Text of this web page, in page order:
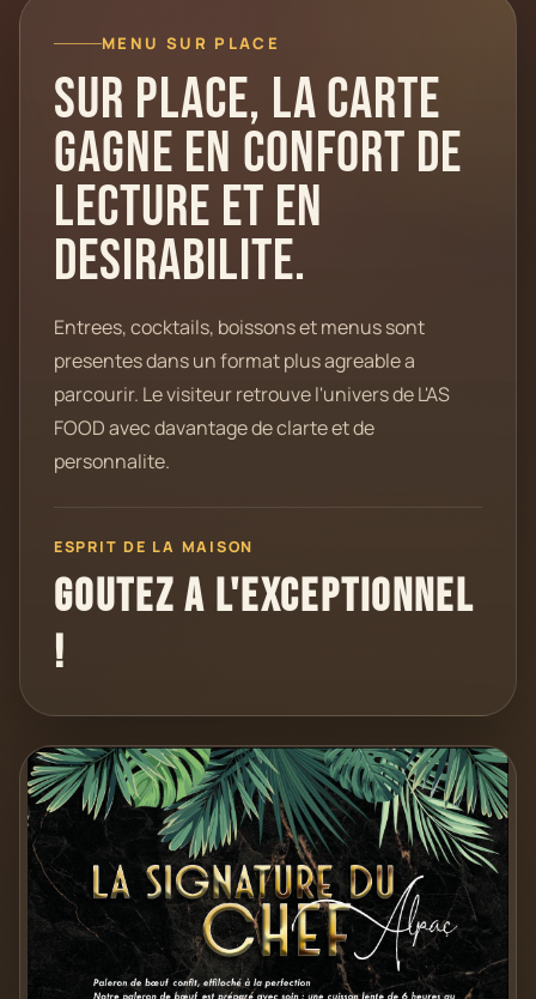
MENU SUR PLACE
Sur place, la carte
gagne en confort de
lecture et en
desirabilite.
Entrees, cocktails, boissons et menus sont
presentes dans un format plus agreable a
parcourir. Le visiteur retrouve l'univers de L'AS
FOOD avec davantage de clarte et de
personnalite.
ESPRIT DE LA MAISON
Goutez a l'exceptionnel
!